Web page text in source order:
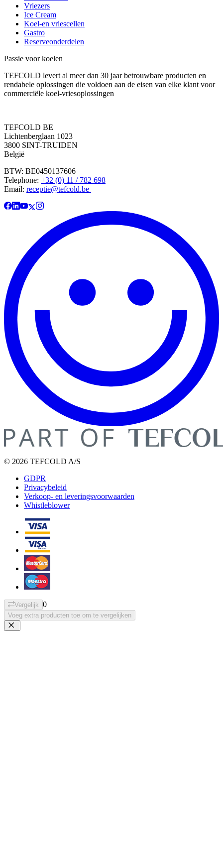
Vriezers
Ice Cream
Koel-en vriescellen
Gastro
Reserveonderdelen
Passie voor koelen
TEFCOLD levert al meer dan 30 jaar betrouwbare producten en
rendabele oplossingen die voldoen aan de eisen van elke klant voor
commerciële koel-vriesoplossingen
TEFCOLD BE
Lichtenberglaan 1023
3800 SINT-TRUIDEN
België
BTW: BE0450137606
Telephone: +32 (0) 11 / 782 698
Email: receptie@tefcold.be
© 2026 TEFCOLD A/S
GDPR
Privacybeleid
Verkoop- en leveringsvoorwaarden
Whistleblower
Vergelijk 0
Voeg extra producten toe om te vergelijken